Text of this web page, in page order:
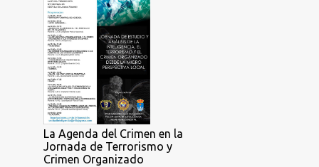
septiembre 2017
agosto 2017
febrero 2017
enero 2017
2016
septiembre 2016
agosto 2016
La Agenda del Crimen en la
Jornada de Terrorismo y
Crimen Organizado